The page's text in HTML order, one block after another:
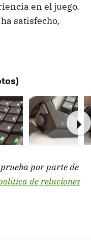
en el juego.
satisfecho,
por parte de
de relaciones